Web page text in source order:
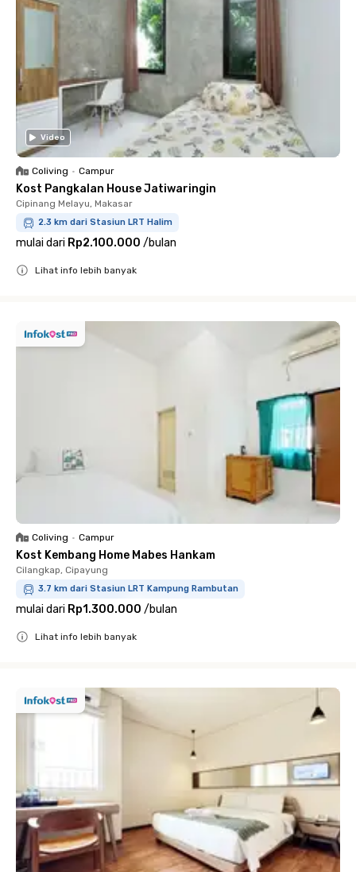
Video
Coliving • Campur
Kost Pangkalan House Jatiwaringin
Cipinang Melayu, Makasar
2.3 km dari Stasiun LRT Halim
mulai dari Rp2.100.000 /bulan
Lihat info lebih banyak
Coliving • Campur
Kost Kembang Home Mabes Hankam
Cilangkap, Cipayung
3.7 km dari Stasiun LRT Kampung Rambutan
mulai dari Rp1.300.000 /bulan
Lihat info lebih banyak